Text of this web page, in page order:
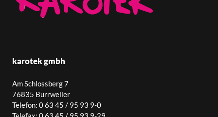
karotek gmbh
Am Schlossberg 7
76835 Burrweiler
Telefon: 0 63 45 / 95 93 9-0